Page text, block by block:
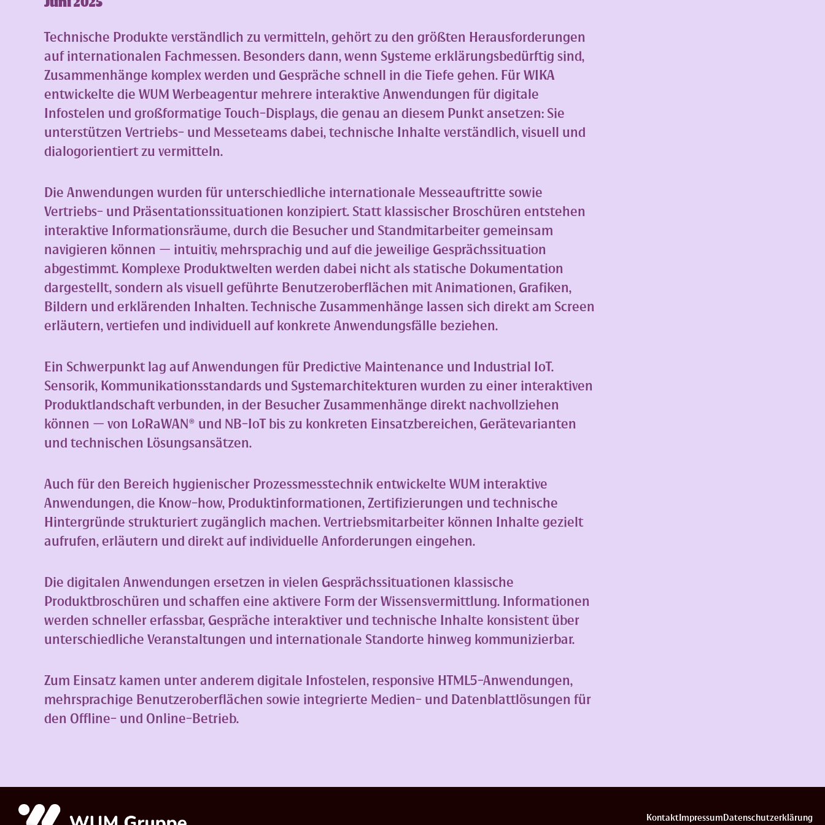
Technische Produkte verständlich zu vermitteln, gehört zu den größten Herausforderungen
auf internationalen Fachmessen. Besonders dann, wenn Systeme erklärungsbedürftig sind,
Zusammenhänge komplex werden und Gespräche schnell in die Tiefe gehen. Für WIKA
entwickelte die WUM Werbeagentur mehrere interaktive Anwendungen für digitale
Infostelen und großformatige Touch-Displays, die genau an diesem Punkt ansetzen: Sie
unterstützen Vertriebs- und Messeteams dabei, technische Inhalte verständlich, visuell und
dialogorientiert zu vermitteln.
Die Anwendungen wurden für unterschiedliche internationale Messeauftritte sowie
Vertriebs- und Präsentationssituationen konzipiert. Statt klassischer Broschüren entstehen
interaktive Informationsräume, durch die Besucher und Standmitarbeiter gemeinsam
navigieren können — intuitiv, mehrsprachig und auf die jeweilige Gesprächssituation
abgestimmt. Komplexe Produktwelten werden dabei nicht als statische Dokumentation
dargestellt, sondern als visuell geführte Benutzeroberflächen mit Animationen, Grafiken,
Bildern und erklärenden Inhalten. Technische Zusammenhänge lassen sich direkt am Screen
erläutern, vertiefen und individuell auf konkrete Anwendungsfälle beziehen.
Ein Schwerpunkt lag auf Anwendungen für Predictive Maintenance und Industrial IoT.
Sensorik, Kommunikationsstandards und Systemarchitekturen wurden zu einer interaktiven
Produktlandschaft verbunden, in der Besucher Zusammenhänge direkt nachvollziehen
können — von LoRaWAN® und NB-IoT bis zu konkreten Einsatzbereichen, Gerätevarianten
und technischen Lösungsansätzen.
Auch für den Bereich hygienischer Prozessmesstechnik entwickelte WUM interaktive
Anwendungen, die Know-how, Produktinformationen, Zertifizierungen und technische
Hintergründe strukturiert zugänglich machen. Vertriebsmitarbeiter können Inhalte gezielt
aufrufen, erläutern und direkt auf individuelle Anforderungen eingehen.
Die digitalen Anwendungen ersetzen in vielen Gesprächssituationen klassische
Produktbroschüren und schaffen eine aktivere Form der Wissensvermittlung. Informationen
werden schneller erfassbar, Gespräche interaktiver und technische Inhalte konsistent über
unterschiedliche Veranstaltungen und internationale Standorte hinweg kommunizierbar.
Zum Einsatz kamen unter anderem digitale Infostelen, responsive HTML5-Anwendungen,
mehrsprachige Benutzeroberflächen sowie integrierte Medien- und Datenblattlösungen für
den Offline- und Online-Betrieb.
KontaktImpressumDatenschutzerklärung